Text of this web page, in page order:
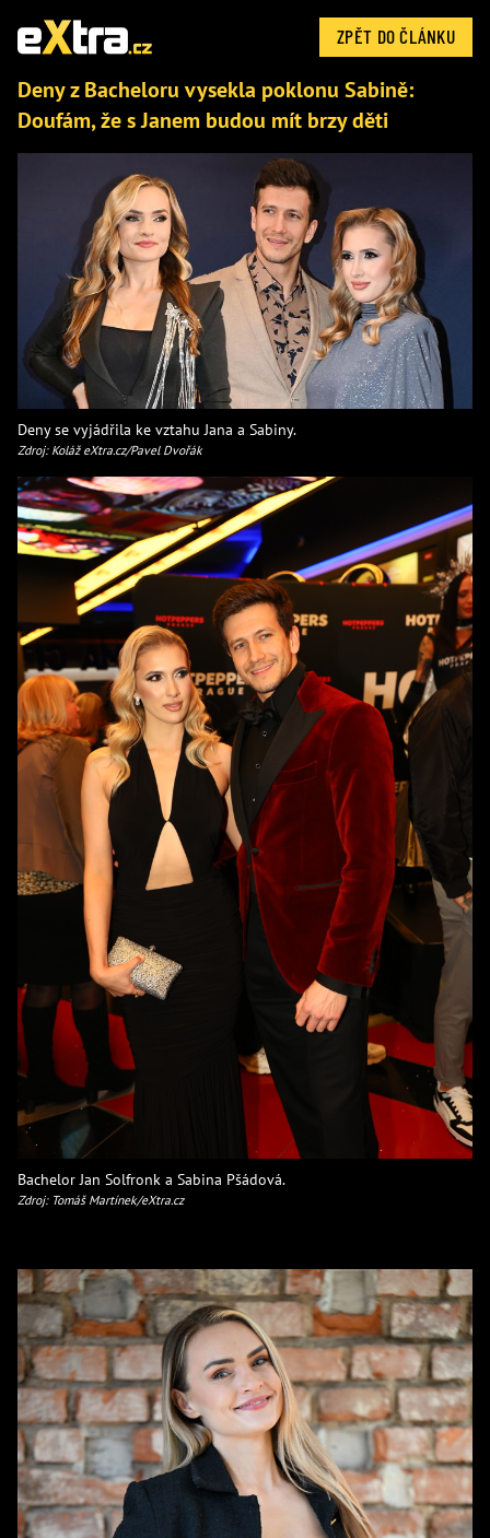
ZPĚT DO ČLÁNKU
Deny z Bacheloru vysekla poklonu Sabině:
Doufám, že s Janem budou mít brzy děti
Deny se vyjádřila ke vztahu Jana a Sabiny.
Zdroj: Koláž eXtra.cz/Pavel Dvořák
Bachelor Jan Solfronk a Sabina Pšádová.
Zdroj: Tomáš Martínek/eXtra.cz